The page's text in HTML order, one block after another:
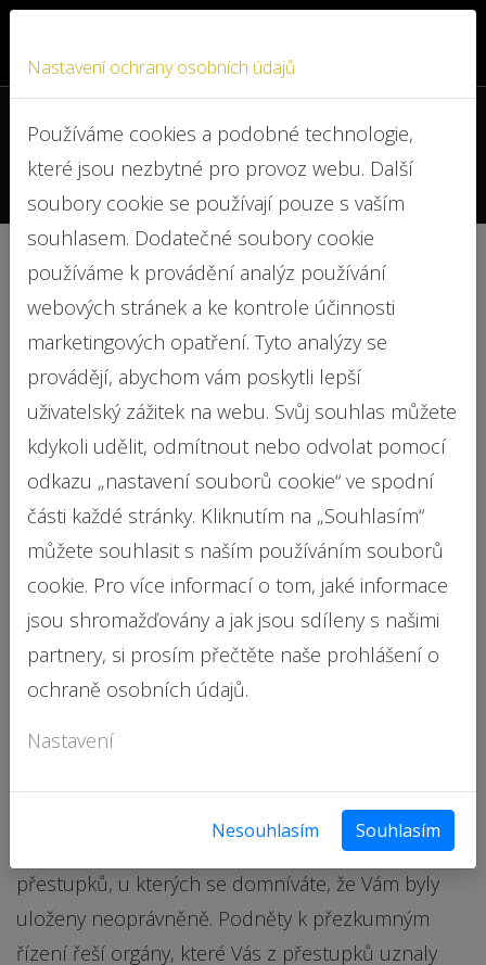
+420 722 919 587
info@advokat-cejkova.cz
Jak dostat zpět řidičák?
Řádným a včasným podáním písemných námitek
proti provedenému záznamu v bodovém
hodnocení řidiče se běh lhůty pro odevzdání
řidičského průkazu přerušuje. Za této situace
můžete nadále řídit motorová vozidla, i když máte
vybodovaný řidičák. Přerušení lhůty pro odevzdání
řidičáku nastává ode dne podání námitek do dne
právní moci rozhodnutí správního orgánu,
případně odvolacího správního orgánu.
V rámci námitkového řízení Vám mohou být
hodnocení řidiče. Nadto většinou zpracováváme i
podněty k přezkumným řízením ohledně
přestupků, u kterých se domníváte, že Vám byly
uloženy neoprávněně. Podněty k přezkumným
řízení řeší orgány, které Vás z přestupků uznaly
Nastavení ochrany osobních údajů
Používáme cookies a podobné technologie,
které jsou nezbytné pro provoz webu. Další
soubory cookie se používají pouze s vaším
souhlasem. Dodatečné soubory cookie
používáme k provádění analýz používání
webových stránek a ke kontrole účinnosti
marketingových opatření. Tyto analýzy se
provádějí, abychom vám poskytli lepší
uživatelský zážitek na webu. Svůj souhlas můžete
kdykoli udělit, odmítnout nebo odvolat pomocí
odkazu „nastavení souborů cookie“ ve spodní
části každé stránky. Kliknutím na „Souhlasím“
můžete souhlasit s naším používáním souborů
cookie. Pro více informací o tom, jaké informace
jsou shromažďovány a jak jsou sdíleny s našimi
partnery, si prosím přečtěte naše prohlášení o
ochraně osobních údajů.
Nastavení
Nesouhlasím Souhlasím